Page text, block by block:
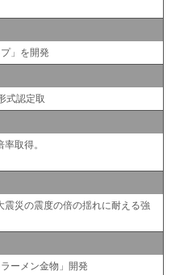
」を開発
式認定取
取得。
災の震度の倍の揺れに耐える強
ーメン金物」開発